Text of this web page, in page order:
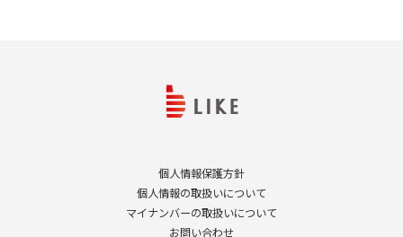
個人情報保護方針
個人情報の取扱いについて
マイナンバーの取扱いについて
お問い合わせ